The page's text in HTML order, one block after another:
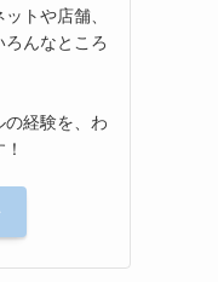
トや店舗、
んなところ
経験を、わ